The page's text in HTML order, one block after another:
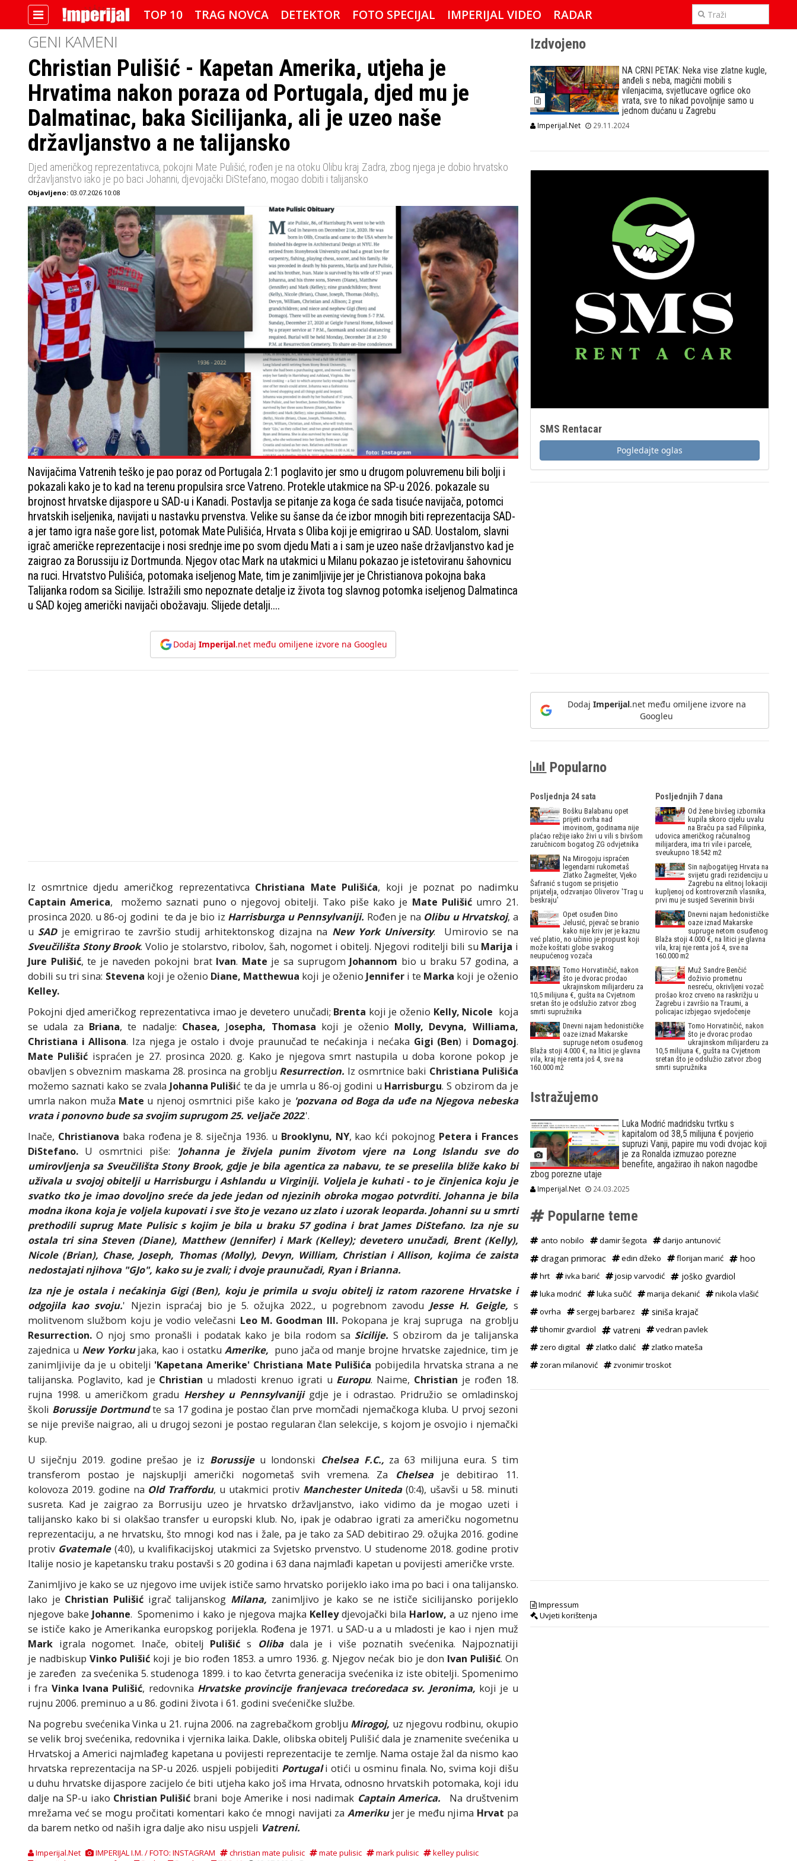
TOP 10 TRAG NOVCA DETEKTOR FOTO SPECIJAL IMPERIJAL VIDEO
RADAR
IMPERIJALOVE POZNATE FACE
GENI KAMENI
Christian Pulišić - Kapetan Amerika, utjeha je
Hrvatima nakon poraza od Portugala, djed mu je
Dalmatinac, baka Sicilijanka, ali je uzeo naše
državljanstvo a ne talijansko
Djed američkog reprezentativca, pokojni Mate Pulišić, rođen je na otoku Olibu kraj Zadra, zbog njega je dobio hrvatsko
državljanstvo iako je po baci Johanni, djevojački DiStefano, mogao dobiti i talijansko
Objavljeno: 03.07.2026 10:08
Navijačima Vatrenih teško je pao poraz od Portugala 2:1 poglavito jer smo u drugom poluvremenu bili bolji i
pokazali kako je to kad na terenu propulsira srce Vatreno. Protekle utakmice na SP-u 2026. pokazale su
brojnost hrvatske dijaspore u SAD-u i Kanadi. Postavlja se pitanje za koga će sada tisuće navijača, potomci
hrvatskih iseljenika, navijati u nastavku prvenstva. Velike su šanse da će izbor mnogih biti reprezentacija SAD-
a jer tamo igra naše gore list, potomak Mate Pulišića, Hrvata s Oliba koji je emigrirao u SAD. Uostalom, slavni
igrač američke reprezentacije i nosi srednje ime po svom djedu Mati a i sam je uzeo naše državljanstvo kad je
zaigrao za Borussiju iz Dortmunda. Njegov otac Mark na utakmici u Milanu pokazao je istetoviranu šahovnicu
na ruci. Hrvatstvo Pulišića, potomaka iseljenog Mate, tim je zanimljivije jer je Christianova pokojna baka
Talijanka rodom sa Sicilije. Istražili smo nepoznate detalje iz života tog slavnog potomka iseljenog Dalmatinca
u SAD kojeg američki navijači obožavaju. Slijede detalji....
Dodaj Imperijal.net među omiljene izvore na Googleu
Iz osmrtnice djedu američkog reprezentativca Christiana Mate Pulišića, koji je poznat po nadimku
Captain America, možemo saznati puno o njegovoj obitelji. Tako piše kako je Mate Pulišićumro 21.
prosinca 2020. u 86-oj godini te da je bio iz Harrisburga u Pennsylvaniji. Rođen je na Olibu u Hrvatskoj, a
u SADje emigrirao te završio studij arhitektonskog dizajna na New York University. Umirovio se na
Sveučilišta Stony Brook. Volio je stolarstvo, ribolov, šah, nogomet i obitelj. Njegovi roditelji bili su Marija i
Jure Pulišić, te je naveden pokojni brat Ivan. Mate je sa suprugom Johannom bio u braku 57 godina, a
dobili su tri sina: Stevena koji je oženio Diane, Matthewua koji je oženio Jenniferi te Marka koji je oženio
Kelley.
Pokojni djed američkog reprezentativca imao je devetero unučadi; Brenta koji je oženio Kelly, Nicole koja
se udala za Briana, te nadalje: Chasea, Josepha, Thomasa koji je oženio Molly, Devyna, Williama,
Christiana i Allisona. Iza njega je ostalo i dvoje praunučad te nećakinja i nećaka Gigi (Ben) i Domagoj.
Mate Pulišić ispraćen je 27. prosinca 2020. g. Kako je njegova smrt nastupila u doba korone pokop je
obavljen s obveznim maskama 28. prosinca na groblju Resurrection. Iz osmrtnice baki Christiana Pulišića
možemo saznati kako se zvala Johanna Pulišić te da je umrla u 86-oj godini u Harrisburgu. S obzirom da je
umrla nakon muža Mate u njenoj osmrtnici piše kako je 'pozvana od Boga da uđe na Njegova nebeska
vrata i ponovno bude sa svojim suprugom 25. veljače 2022.'.
Inače, Christianova baka rođena je 8. siječnja 1936. u Brooklynu, NY, kao kći pokojnog Petera i Frances
DiStefano. U osmrtnici piše:
'Johanna je živjela punim životom vjere na Long Islandu sve do
umirovljenja sa Sveučilišta Stony Brook, gdje je bila agentica za nabavu, te se preselila bliže kako bi
uživala u svojoj obitelji u Harrisburgu i Ashlandu u Virginiji. Voljela je kuhati - to je činjenica koju je
svatko tko je imao dovoljno sreće da jede jedan od njezinih obroka mogao potvrditi. Johanna je bila
modna ikona koja je voljela kupovati i sve što je vezano uz zlato i uzorak leoparda. Johanni su u smrti
prethodili suprug Mate Pulisic s kojim je bila u braku 57 godina i brat James DiStefano. Iza nje su
ostala tri sina Steven (Diane), Matthew (Jennifer) i Mark (Kelley); devetero unučadi, Brent (Kelly),
Nicole (Brian), Chase, Joseph, Thomas (Molly), Devyn, William, Christian i Allison, kojima će zaista
nedostajati njihova "GJo", kako su je zvali; i dvoje praunučadi, Ryan i Brianna.
Iza nje je ostala i nećakinja Gigi (Ben), koju je primila u svoju obitelj iz ratom razorene Hrvatske i
odgojila kao svoju.' Njezin ispraćaj bio je 5. ožujka 2022., u pogrebnom zavodu Jesse H. Geigle, s
molitvenom službom koju je vodio velečasni Leo M. Goodman III. Pokopana je kraj supruga na groblju
Resurrection. O njoj smo pronašli i podatak kako je bila rodom sa Sicilije. S obzirom da je talijanska
zajednica u New Yorkujaka, kao i ostatku Amerike, puno jača od manje brojne hrvatske zajednice, tim je
zanimljivije da je u obitelji 'Kapetana Amerike' Christiana Mate Pulišića pobijedila hrvatska strana a ne
talijanska. Poglavito, kad je Christian u mladosti krenuo igrati u Europu. Naime, Christian je rođen 18.
rujna 1998. u američkom gradu Hershey u Pennsylvanijigdje je i odrastao. Pridružio se omladinskoj
školi Borussije Dortmundte sa 17 godina je postao član prve momčadi njemačkoga kluba. U prvoj sezoni
se nije previše naigrao, ali u drugoj sezoni je postao regularan član selekcije, s kojom je osvojio i njemački
kup.
U siječnju 2019. godine prešao je iz Borussije u londonski Chelsea F.C., za 63 milijuna eura. S tim
transferom postao je najskuplji američki nogometaš svih vremena. Za Chelseaje debitirao 11.
kolovoza 2019. godine na Old Traffordu, u utakmici protiv Manchester Uniteda(0:4), ušavši u 58. minuti
susreta. Kad je zaigrao za Borrusiju uzeo je hrvatsko državljanstvo, iako vidimo da je mogao uzeti i
talijansko kako bi si olakšao transfer u europski klub. No, ipak je odabrao igrati za američku nogometnu
reprezentaciju, a ne hrvatsku, što mnogi kod nas i žale, pa je tako za SAD debitirao 29. ožujka 2016. godine
protiv Gvatemale(4:0), u kvalifikacijskoj utakmici za Svjetsko prvenstvo. U studenome 2018. godine protiv
Italije nosio je kapetansku traku postavši s 20 godina i 63 dana najmlađi kapetan u povijesti američke vrste.
Zanimljivo je kako se uz njegovo ime uvijek ističe samo hrvatsko porijeklo iako ima po baci i ona talijansko.
Iako je Christian Pulišić igrač talijanskog Milana, zanimljivo je kako se ne ističe sicilijansko porijeklo
njegove bake Johanne. Spomenimo i kako je njegova majka Kelleydjevojački bila Harlow, a uz njeno ime
se ističe kako je Amerikanka europskog porijekla. Rođena je 1971. u SAD-u a u mladosti je kao i njen muž
Mark igrala nogomet. Inače, obitelj Pulišić s Olibadala je i više poznatih svećenika. Najpoznatiji
je nadbiskupVinko Pulišić koji je bio rođen 1853. a umro 1936. g. Njegov nećak bio je don Ivan Pulišić. On
je zaređen za svećenika 5. studenoga 1899. i to kao četvrta generacija svećenika iz iste obitelji. Spomenimo
i fra Vinka Ivana Pulišić, redovnika Hrvatske provincije franjevaca trećoredaca sv. Jeronima, koji je u
rujnu 2006. preminuo a u 86. godini života i 61. godini svećeničke službe.
Na pogrebu svećenika Vinka u 21. rujna 2006. na zagrebačkom groblju Mirogoj, uz njegovu rodbinu, okupio
se velik broj svećenika, redovnika i vjernika laika. Dakle, olibska obitelj Pulišić dala je znamenite svećenika u
Hrvatskoj a Americi najmlađeg kapetana u povijesti reprezentacije te zemlje. Nama ostaje žal da nismo kao
hrvatska reprezentacija na SP-u 2026. uspjeli pobijediti Portugali otići u osminu finala. No, svima koji dišu
u duhu hrvatske dijaspore zacijelo će biti utjeha kako još ima Hrvata, odnosno hrvatskih potomaka, koji idu
dalje na SP-u iako Christian Pulišić brani boje Amerike i nosi nadimak Captain America. Na društvenim
mrežama već se mogu pročitati komentari kako će mnogi navijati za Amerikujer je među njima Hrvat pa
da barem netko od naših igra dalje ako nisu uspjeli Vatreni.
Imperijal.Net IMPERIJAL I.M. / FOTO: INSTAGRAM christian mate pulisic mate pulisic mark pulisic
kelley pulisic
Izdvojeno
NA CRNI PETAK: Neka vise zlatne kugle,
anđeli s neba, magični mobili s
vilenjacima, svjetlucave ogrlice oko
vrata, sve to nikad povoljnije samo u
jednom dućanu u Zagrebu
Imperijal.Net 29.11.2024
SMS Rentacar
Pogledajte oglas
Dodaj Imperijal.net među omiljene izvore na
Googleu
Popularno
Posljednja 24 sata
Bošku Balabanu opet
prijeti ovrha nad
imovinom, godinama nije
plaćao režije iako živi u vili s bivšom
zaručnicom bogatog ZG odvjetnika
Na Mirogoju ispraćen
legendarni rukometaš
Zlatko Žagmešter, Vjeko
Šafranić s tugom se prisjetio
prijatelja, odzvanjao Oliverov 'Trag u
beskraju'
Opet osuđen Dino
Jelusić, pjevač se branio
kako nije kriv jer je kaznu
već platio, no učinio je propust koji
može koštati globe svakog
neupućenog vozača
Tomo Horvatinčić, nakon
što je dvorac prodao
ukrajinskom milijarderu za
10,5 milijuna €, gušta na Cvjetnom
sretan što je odslužio zatvor zbog
smrti supružnika
Dnevni najam hedonističke
oaze iznad Makarske
supruge netom osuđenog
Blaža stoji 4.000 €, na litici je glavna
vila, kraj nje renta još 4, sve na
160.000 m2
Posljednjih 7 dana
Od žene bivšeg izbornika
kupila skoro cijelu uvalu
na Braču pa sad Filipinka,
udovica američkog računalnog
milijardera, ima tri vile i parcele,
sveukupno 18.542 m2
Sin najbogatijeg Hrvata na
svijetu gradi rezidenciju u
Zagrebu na elitnoj lokaciji
kupljenoj od kontroverznih vlasnika,
prvi mu je susjed Severinin bivši
Dnevni najam hedonističke
oaze iznad Makarske
supruge netom osuđenog
Blaža stoji 4.000 €, na litici je glavna
vila, kraj nje renta još 4, sve na
160.000 m2
Muž Sandre Benčić
doživio prometnu
nesreću, okrivljeni vozač
prošao kroz crveno na raskrižju u
Zagrebu i završio na Traumi, a
policajac izbjegao svjedočenje
Tomo Horvatinčić, nakon
što je dvorac prodao
ukrajinskom milijarderu za
10,5 milijuna €, gušta na Cvjetnom
sretan što je odslužio zatvor zbog
smrti supružnika
Istražujemo
Luka Modrić madridsku tvrtku s
kapitalom od 38,5 milijuna € povjerio
supruzi Vanji, papire mu vodi dvojac koji
je za Ronalda izmuzao porezne
benefite, angažirao ih nakon nagodbe
zbog porezne utaje
Imperijal.Net 24.03.2025
Popularne teme
anto nobilo damir šegota darijo antunović
dragan primorac edin džeko florijan marić hoo
hrt ivka barić josip varvodić joško gvardiol
luka modrić luka sučić marija dekanić
nikola vlašić
ovrha
sergej barbarez siniša krajač
tihomir gvardiol vatreni
vedran pavlek
zero digital
zlatko dalić
zlatko mateša
zoran milanović
zvonimir troskot
Impressum
Uvjeti korištenja